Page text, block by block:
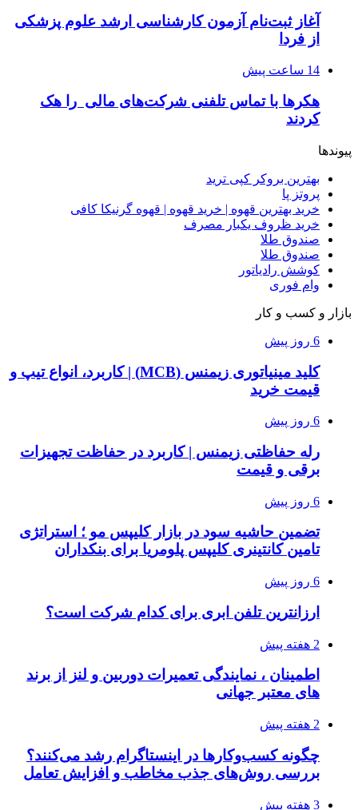
آغاز ثبت‌نام‌ آزمون کارشناسی ارشد علوم پزشکی
از فردا
14 ساعت پیش
هکرها با تماس تلفنی شرکت‌های مالی را هک
کردند
پیوندها
بهترین بروکر کپی ترید
پروتز پا
خرید بهترین قهوه | خرید قهوه | قهوه گرنیکا کافی
خرید ظروف یکبار مصرف
صندوق طلا
صندوق طلا
کوشش رادیاتور
وام فوری
بازار و کسب و کار
6 روز پیش
کلید مینیاتوری زیمنس (MCB) | کاربرد، انواع تیپ و
قیمت خرید
6 روز پیش
رله حفاظتی زیمنس | کاربرد در حفاظت تجهیزات
برقی و قیمت
6 روز پیش
تضمین حاشیه سود در بازار کلیپس مو ؛ استراتژی
تامین کانتینری کلیپس پلومریا برای بنکداران
6 روز پیش
ارزانترین تلفن ابری برای کدام شرکت است؟
2 هفته پیش
اطمینان ، نمایندگی تعمیرات دوربین و لنز از برند
های معتبر جهانی
2 هفته پیش
چگونه کسب‌وکارها در اینستاگرام رشد می‌کنند؟
بررسی روش‌های جذب مخاطب و افزایش تعامل
3 هفته پیش